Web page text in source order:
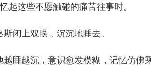
起这些不愿触碰的痛苦往事时。
上双眼，沉沉地睡去。
睡越沉，意识愈发模糊，记忆仿佛